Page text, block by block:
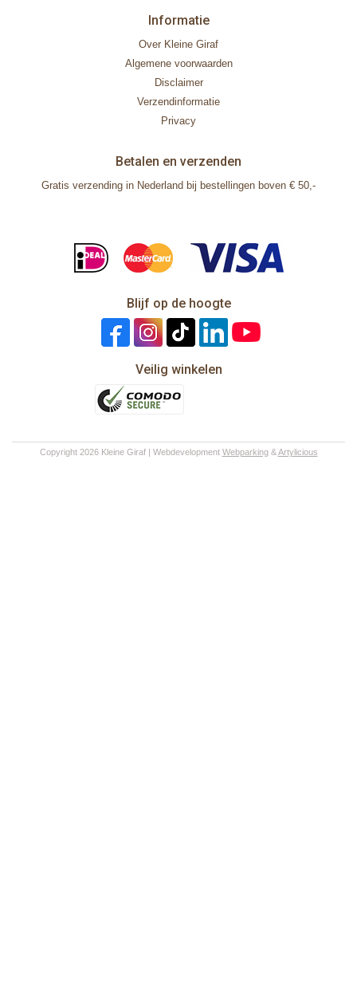
Informatie
Over Kleine Giraf
Algemene voorwaarden
Disclaimer
Verzendinformatie
Privacy
Betalen en verzenden
Gratis verzending in Nederland bij bestellingen boven € 50,-
Blijf op de hoogte
Veilig winkelen
Copyright 2026 Kleine Giraf | Webdevelopment Webparking&Artylicious